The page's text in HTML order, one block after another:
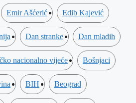
Emir Ašćerić Edib Kajević
Dan stranke Dan mladih
nacionalno vijeće Bošnjaci
BIH Beograd